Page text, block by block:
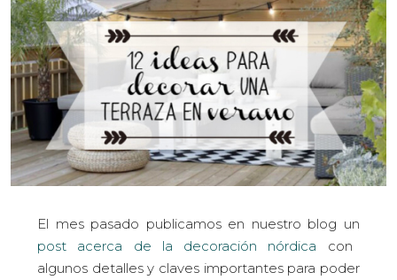
El mes pasado publicamos en nuestro blog un
post acerca de la decoración nórdica con
algunos detalles y claves importantes para poder